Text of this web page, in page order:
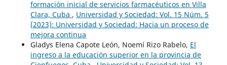
formación inicial de servicios farmacéuticos en Villa
Clara, Cuba , Universidad y Sociedad: Vol. 15 Núm. 5
(2023): Universidad y Sociedad: Hacia un proceso de
mejora continua
Gladys Elena Capote León, Noemí Rizo Rabelo, El
ingreso a la educación superior en la provincia de